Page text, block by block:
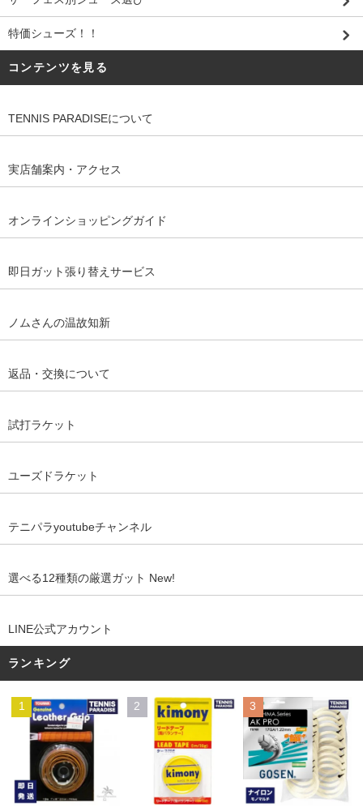
特価シューズ！！
コンテンツを見る
TENNIS PARADISEについて
実店舗案内・アクセス
オンラインショッピングガイド
即日ガット張り替えサービス
ノムさんの温故知新
返品・交換について
試打ラケット
ユーズドラケット
テニパラyoutubeチャンネル
選べる12種類の厳選ガット New!
LINE公式アカウント
ランキング
1 2 3